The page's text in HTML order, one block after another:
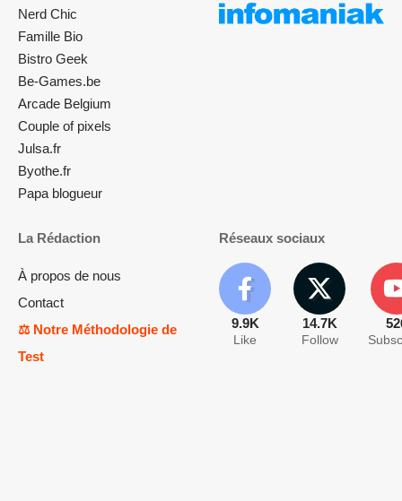
Nerd Chic
Famille Bio
Bistro Geek
Be-Games.be
Arcade Belgium
Couple of pixels
Julsa.fr
Byothe.fr
Papa blogueur
La Rédaction
À propos de nous
Contact
⚖️ Notre Méthodologie de
Test
Réseaux sociaux
9.9K
Like
14.7K
Follow